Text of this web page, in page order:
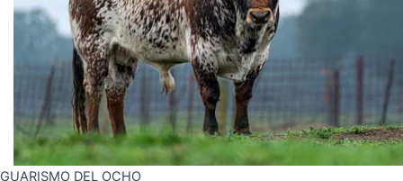
GUARISMO DEL OCHO